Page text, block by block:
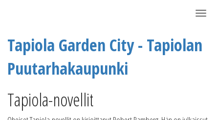
Tapiola Garden City - Tapiolan
Puutarhakaupunki
Tapiola-novellit